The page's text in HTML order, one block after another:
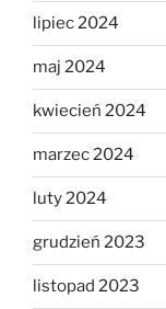
lipiec 2024
maj 2024
kwiecień 2024
marzec 2024
luty 2024
grudzień 2023
listopad 2023